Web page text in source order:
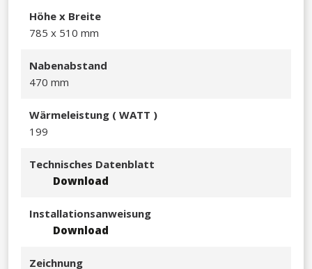
Höhe x Breite
785 x 510 mm​
Nabenabstand
470 mm
Wärmeleistung ( WATT )
199​
Technisches Datenblatt
Download
Installationsanweisung
Download
Zeichnung